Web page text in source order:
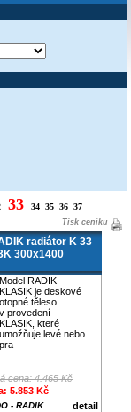
33 34 35 36 37
Tisk ceníku
radiátor K 33
300x1400
Model RADIK
KLASIK je deskové
otopné těleso
v provedení
KLASIK, které
umožňuje levé nebo
pra
cena: 4.465 Kč
5.853 Kč
detail
- RADIK